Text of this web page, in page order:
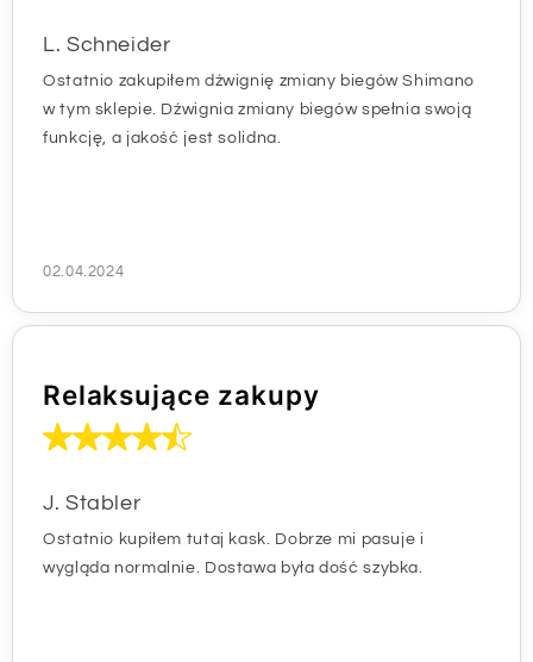
L. Schneider
Ostatnio zakupiłem dźwignię zmiany biegów Shimano
w tym sklepie. Dźwignia zmiany biegów spełnia swoją
funkcję, a jakość jest solidna.
02.04.2024
Relaksujące zakupy
J. Stabler
Ostatnio kupiłem tutaj kask. Dobrze mi pasuje i
wygląda normalnie. Dostawa była dość szybka.